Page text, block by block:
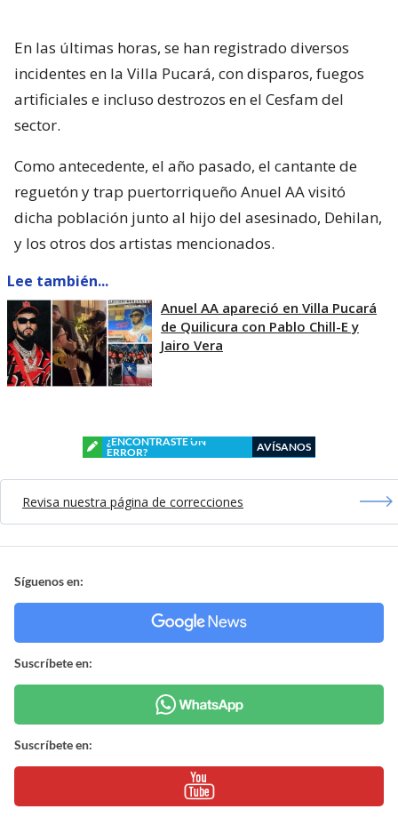
En las últimas horas, se han registrado diversos
incidentes en la Villa Pucará, con disparos, fuegos
artificiales e incluso destrozos en el Cesfam del
sector.
Como antecedente, el año pasado, el cantante de
reguetón y trap puertorriqueño Anuel AA visitó
dicha población junto al hijo del asesinado, Dehilan,
y los otros dos artistas mencionados.
Lee también...
Anuel AA apareció en Villa Pucará
de Quilicura con Pablo Chill-E y
Jairo Vera
¿ENCONTRASTE UN
ERROR?
AVÍSANOS
Revisa nuestra página de correcciones
Síguenos en:
Suscríbete en:
Suscríbete en: